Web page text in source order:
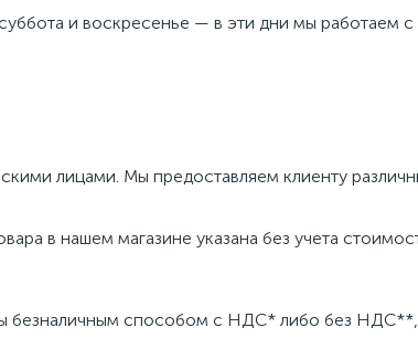
и воскресенье — в эти дни мы работаем
лицами. Мы предоставляем клиенту
в нашем магазине указана без учета
безналичным способом с НДС* либо без